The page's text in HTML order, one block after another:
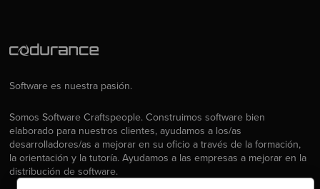
Software es nuestra pasión.
Somos Software Craftspeople. Construimos software bien
elaborado para nuestros clientes, ayudamos a los/as
desarrolladores/as a mejorar en su oficio a través de la formación,
la orientación y la tutoría. Ayudamos a las empresas a mejorar en la
distribución de software.